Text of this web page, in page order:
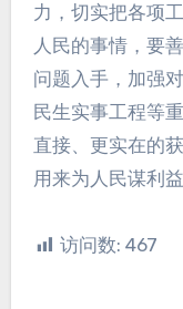
力，切实把各项
人民的事情，要
问题入手，加强
民生实事工程等
直接、更实在的
用来为人民谋利益
访问数: 467